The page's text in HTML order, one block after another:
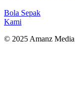
Bola Sepak
Kami
© 2025 Amanz